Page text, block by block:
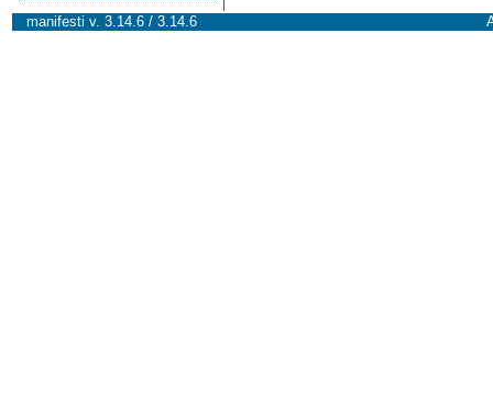
manifesti v. 3.14.6 / 3.14.6